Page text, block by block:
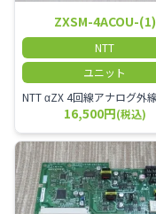
ZXSM-4ACOU-(1)
NTT
ユニット
16,500円(税込)